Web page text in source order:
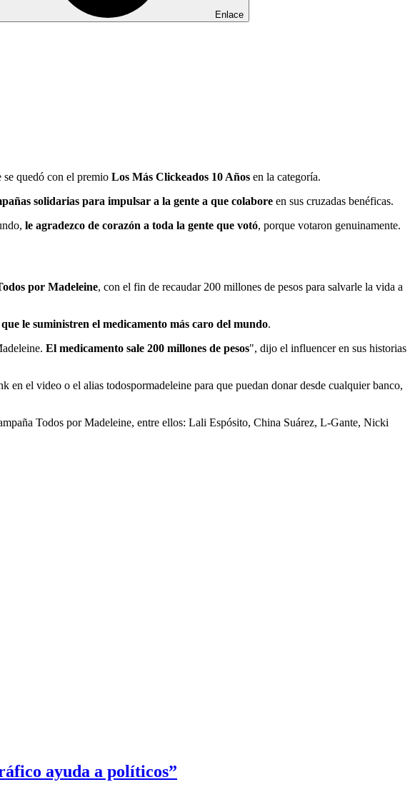
Enlace
quedó con el premio Los Más Clickeados 10 Años en la categoría.
solidarias para impulsar a la gente a que colabore en sus cruzadas benéficas.
le agradezco de corazón a toda la gente que votó, porque votaron genuinamente.
por Madeleine, con el fin de recaudar 200 millones de pesos para salvarle la vida a
que le suministren el medicamento más caro del mundo.
El medicamento sale 200 millones de pesos", dijo el influencer en sus historias
el video o el alias todospormadeleine para que puedan donar desde cualquier banco,
Todos por Madeleine, entre ellos: Lali Espósito, China Suárez, L-Gante, Nicki
ayuda a políticos”